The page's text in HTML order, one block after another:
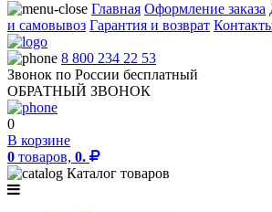
Главная Оформление заказа
и самовывоз Гарантия и возврат
8 800 234 22 53
Звонок по России бесплатный
ОБРАТНЫЙ ЗВОНОК
0
В корзине
0 товаров, 0.
Каталог товаров